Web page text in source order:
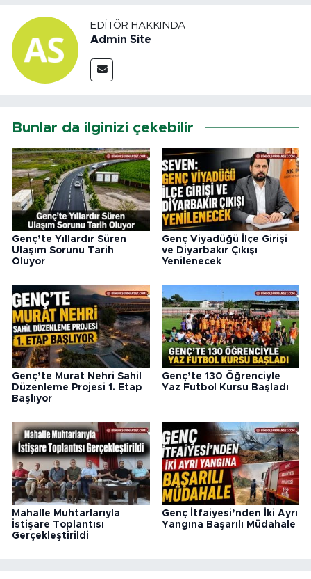
EDITÖR HAKKINDA
Admin Site
Bunlar da ilginizi çekebilir
Genç’te Yıllardır Süren
Ulaşım Sorunu Tarih
Oluyor
Genç Viyadüğü İlçe Girişi
ve Diyarbakır Çıkışı
Yenilenecek
Genç’te Murat Nehri Sahil
Düzenleme Projesi 1. Etap
Başlıyor
Genç’te 130 Öğrenciyle
Yaz Futbol Kursu Başladı
Mahalle Muhtarlarıyla
İstişare Toplantısı
Gerçekleştirildi
Genç İtfaiyesi’nden İki Ayrı
Yangına Başarılı Müdahale